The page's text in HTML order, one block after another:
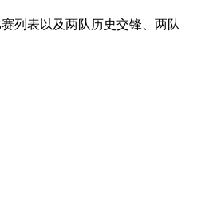
列表以及两队历史交锋、两队